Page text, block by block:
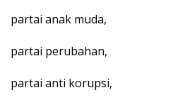
partai anak muda,
partai perubahan,
partai anti korupsi,